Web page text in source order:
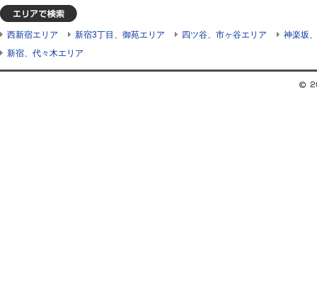
西新宿エリア 新宿3丁目、御苑エリア 四ツ谷、市ヶ谷エリア
神楽坂
新宿、代々木エリア